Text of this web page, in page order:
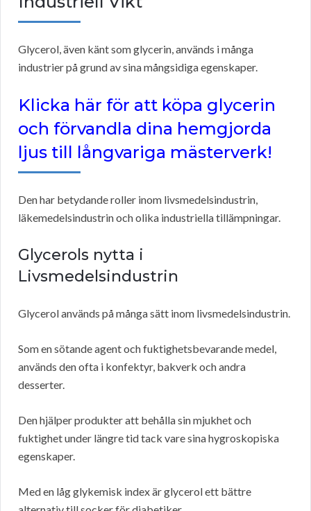
Glycerol, även känt som glycerin, används i många
industrier på grund av sina mångsidiga egenskaper.
Klicka här för att köpa glycerin
och förvandla dina hemgjorda
ljus till långvariga mästerverk!
Den har betydande roller inom livsmedelsindustrin,
läkemedelsindustrin och olika industriella tillämpningar.
Glycerols nytta i
Livsmedelsindustrin
Glycerol används på många sätt inom livsmedelsindustrin.
Som en sötande agent och fuktighetsbevarande medel,
används den ofta i konfektyr, bakverk och andra
desserter.
Den hjälper produkter att behålla sin mjukhet och
fuktighet under längre tid tack vare sina hygroskopiska
egenskaper.
Med en låg glykemisk index är glycerol ett bättre